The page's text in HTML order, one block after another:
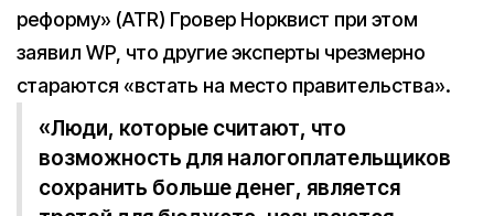
реформу» (ATR) Гровер Норквист при этом
заявил WP, что другие эксперты чрезмерно
стараются «встать на место правительства».
«Люди, которые считают, что
возможность для налогоплательщиков
сохранить больше денег, является